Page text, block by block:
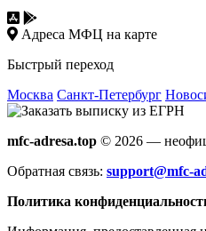
Адреса МФЦ на карте
Быстрый переход
Москва Санкт-Петербург
mfc-adresa.top © 2026 —
Обратная связь: support@mfc-
Политика